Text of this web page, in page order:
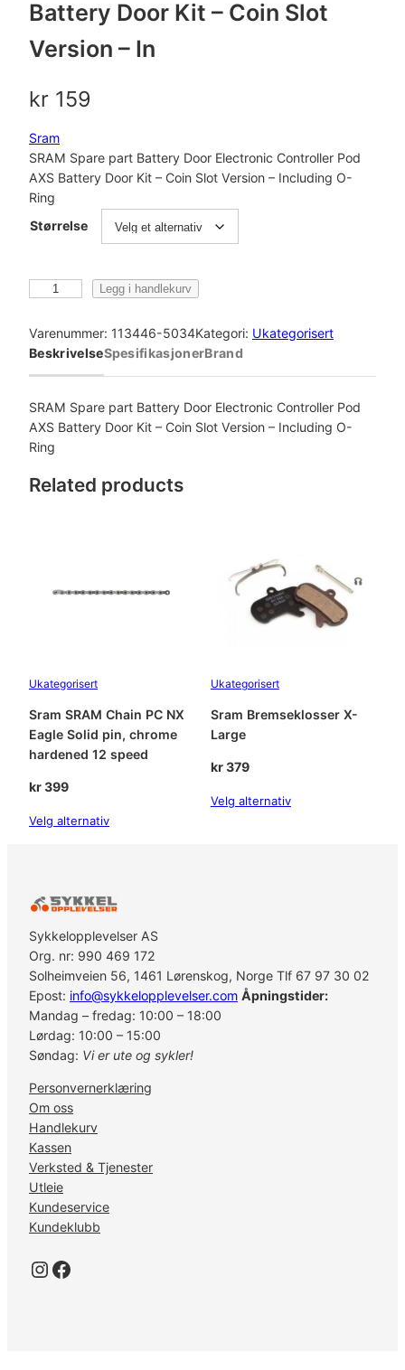
Battery Door Kit – Coin Slot
Version – In
kr 159
Sram
SRAM Spare part Battery Door Electronic Controller Pod
AXS Battery Door Kit – Coin Slot Version – Including O-
Ring
Størrelse
a
m
a
r
e
a
D
o
l
c
n
c
C
o
n
t
r
o
l
l
e
r
P
o
d
A
S
B
Legg i handlekurv
Varenummer: 113446-5034Kategori: Ukategorisert
BeskrivelseSpesifikasjonerBrand
SRAM Spare part Battery Door Electronic Controller Pod
AXS Battery Door Kit – Coin Slot Version – Including O-
Ring
Related products
Ukategorisert
Sram SRAM Chain PC NX
Eagle Solid pin, chrome
hardened 12 speed
kr399
Velg alternativ
Ukategorisert
Sram Bremseklosser X-
Large
kr379
Velg alternativ
Sykkelopplevelser AS
Org. nr: 990 469 172
Solheimveien 56, 1461 Lørenskog, Norge Tlf 67 97 30 02
Epost: info@sykkelopplevelser.com Åpningstider:
Mandag – fredag: 10:00 – 18:00
Lørdag: 10:00 – 15:00
Søndag: Vi er ute og sykler!
Personvernerklæring
Om oss
Handlekurv
Kassen
Verksted & Tjenester
Utleie
Kundeservice
Kundeklubb
Instagram Facebook